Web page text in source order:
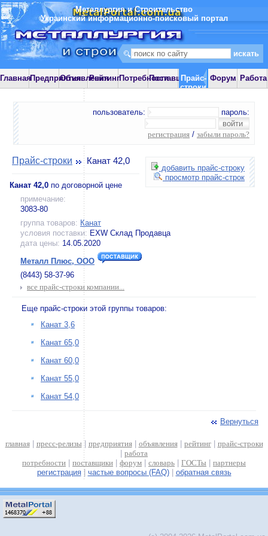
Металлургия и Строительство
Украинский информационно-поисковый портал
ГлавнаяПредприятияОбъявления
РейтингПотребностиПоставщики
Прайс-
строки
Форум Работа
пользователь: пароль:
регистрация / забыли пароль?
добавить прайс-строку
просмотр прайс-строк
Прайс-строки Канат 42,0
Канат 42,0 по договорной цене
примечание:
3083-80
группа товаров: Канат
условия поставки: EXW Склад Продавца
дата цены: 14.05.2020
Металл Плюс, ООО
(8443) 58-37-96
все прайс-строки компании...
Еще прайс-строки этой группы товаров:
Канат 3,6
Канат 65,0
Канат 60,0
Канат 55,0
Канат 54,0
Вернуться
главная| пресс-релизы | предприятия| объявления| рейтинг| прайс-строки
работа
потребности
поставщики форум словарь ГОСТы
партнеры
регистрация| частые вопросы (FAQ)| обратная связь